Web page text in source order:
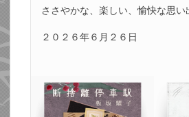
ささやかな、楽しい、愉快な思い
２０２６年６月２６日